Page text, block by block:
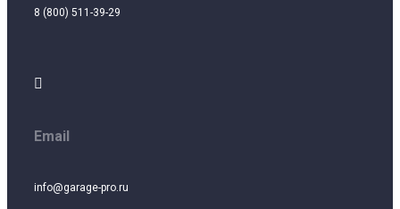
8 (800) 511-39-29

Email
info@garage-pro.ru